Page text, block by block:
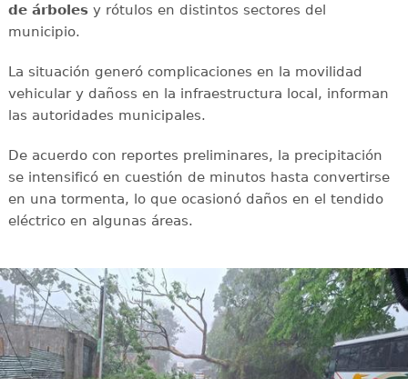
de árbolesy rótulos en distintos sectores del
municipio.
La situación generó complicaciones en la movilidad
vehicular y dañoss en la infraestructura local, informan
las autoridades municipales.
De acuerdo con reportes preliminares, la precipitación
se intensificó en cuestión de minutos hasta convertirse
en una tormenta, lo que ocasionó daños en el tendido
eléctrico en algunas áreas.